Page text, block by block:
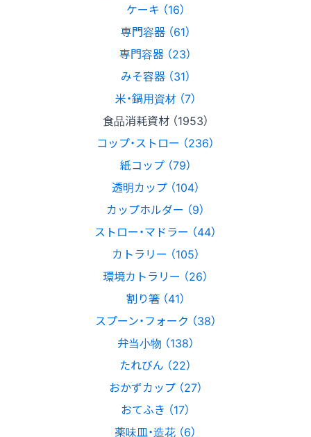
ケーキ （16）
専門容器 （61）
専門容器 （23）
みそ容器 （31）
米・鍋用資材 （7）
食品消耗資材 （1953）
コップ・ストロー （236）
紙コップ （79）
透明カップ （104）
カップホルダー （9）
ストロー・マドラー （44）
カトラリー （105）
環境カトラリー （26）
割り箸 （41）
スプーン・フォーク （38）
弁当小物 （138）
たれびん （22）
おかずカップ （27）
おてふき （17）
薬味皿・造花 （6）